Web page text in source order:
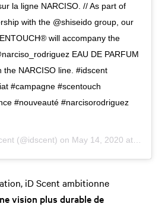
la ligne NARCISO. // As part of
with the @shiseido group, our
will accompany the
EAU DE PARFUM
the NARCISO line. #idscent
#campagne #scentouch
#nouveauté #narcisorodriguez
(@idscent) on May 14, 2020 at 9:07am PDT
iD Scent ambitionne
vision plus durable de